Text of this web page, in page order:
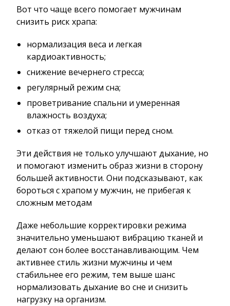
Вот что чаще всего помогает мужчинам
снизить риск храпа:
нормализация веса и легкая
кардиоактивность;
снижение вечернего стресса;
регулярный режим сна;
проветривание спальни и умеренная
влажность воздуха;
отказ от тяжелой пищи перед сном.
Эти действия не только улучшают дыхание, но
и помогают изменить образ жизни в сторону
большей активности. Они подсказывают, как
бороться с храпом у мужчин, не прибегая к
сложным методам
Даже небольшие корректировки режима
значительно уменьшают вибрацию тканей и
делают сон более восстанавливающим. Чем
активнее стиль жизни мужчины и чем
стабильнее его режим, тем выше шанс
нормализовать дыхание во сне и снизить
нагрузку на организм.